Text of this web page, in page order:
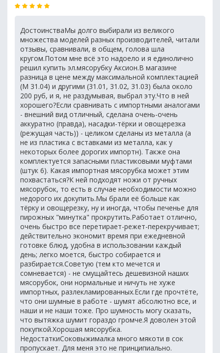
ДостоинстваМы долго выбирали из великого
множества моделей разных производителей, читали
отзывы, сравнивали, в общем, голова шла
кругом.Потом мне всё это надоело и я единолично
решил купить эл.мясорубку Аксион.В магазине
разница в цене между максимальной комплектацией
(М 31.04) и другими (31.01, 31.02, 31.03) была около
200 руб, и я, не раздумывая, выбрал эту.Что в ней
хорошего?Если сравнивать с импортными аналогами
- внешний вид отличный, сделана очень-очень
аккуратно (правда), насадки-тёрки и овощерезка
(режущая часть)) - целиком сделаны из металла (а
не из пластика с вставками из металла, как у
некоторых более дорогих импортн). Также она
комплектуется запасными пластиковыми муфтами
(штук 6). Какая импортная мясорубка может этим
похвастаться?К ней подходят ножи от ручных
мясорубок, то есть в случае необходимости можно
недорого их докупить.Мы брали её больше как
тёрку и овощерезку, ну и иногда, чтобы печенье для
пирожных "минутка" прокрутить.Работает отлично,
очень быстро все перетирает-режет-перекручивает;
действительно экономит время при ежедневной
готовке блюд, удобна в использовании каждый
день; легко моется, быстро собирается и
разбирается.Советую (тем кто мечется и
сомневается) - не смущайтесь дешевизной наших
мясорубок, они нормальные и ничуть не хуже
импортных, разлекламированных.Если где прочтёте,
что они шумные в работе - шумят абсолютно все, и
наши и не наши тоже. Про шумность могу сказать,
что вытяжка шумит гораздо громче.Я доволен этой
покупкой.Хорошая мясорубка.
НедостаткиСоковыжималка много мякоти в сок
пропускает. Для меня это не принципиально.